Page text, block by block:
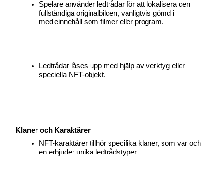
Lär dig Staking
Spelare använder ledtrådar för att lokalisera den
fullständiga originalbilden, vanligtvis gömd i
medieinnehåll som filmer eller program.
Ledtrådar låses upp med hjälp av verktyg eller
speciella NFT-objekt.
Klaner och Karaktärer
NFT-karaktärer tillhör specifika klaner, som var och
en erbjuder unika ledtrådstyper.